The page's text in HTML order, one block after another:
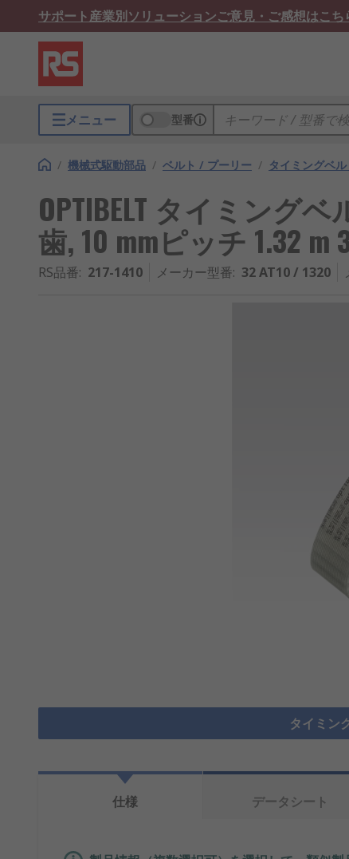
サポート産業別ソリューションご意見・ご感想はこち
メニュー 型番
/ 機械式駆動部品 / ベルト / プーリー / タイミングベル
OPTIBELT タイミングベ
歯, 10 mmピッチ 1.32 m
RS品番: 217-1410 メーカー型番: 32 AT10 / 1320
タイミン
仕様 データシート